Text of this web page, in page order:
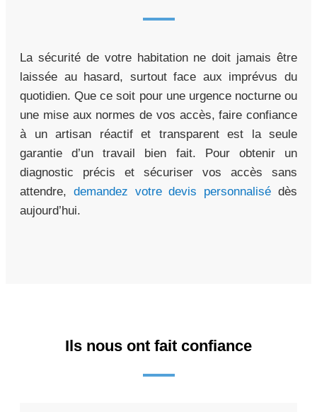
La sécurité de votre habitation ne doit jamais être
laissée au hasard, surtout face aux imprévus du
quotidien. Que ce soit pour une urgence nocturne ou
une mise aux normes de vos accès, faire confiance
à un artisan réactif et transparent est la seule
garantie d’un travail bien fait. Pour obtenir un
diagnostic précis et sécuriser vos accès sans
attendre, demandez votre devis personnalisé dès
aujourd’hui.
Ils nous ont fait confiance